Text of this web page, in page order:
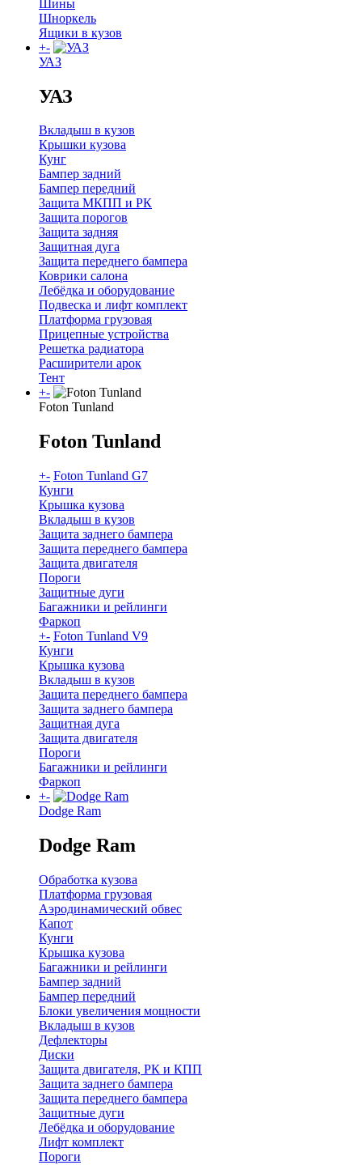
Шины
Шноркель
Ящики в кузов
+-
УАЗ
УАЗ
Вкладыш в кузов
Крышки кузова
Кунг
Бампер задний
Бампер передний
Защита МКПП и РК
Защита порогов
Защита задняя
Защитная дуга
Защита переднего бампера
Коврики салона
Лебёдка и оборудование
Подвеска и лифт комплект
Платформа грузовая
Прицепные устройства
Решетка радиатора
Расширители арок
Тент
+-
Foton Tunland
Foton Tunland
+- Foton Tunland G7
Кунги
Крышка кузова
Вкладыш в кузов
Защита заднего бампера
Защита переднего бампера
Защита двигателя
Пороги
Защитные дуги
Багажники и рейлинги
Фаркоп
+- Foton Tunland V9
Кунги
Крышка кузова
Вкладыш в кузов
Защита переднего бампера
Защита заднего бампера
Защитная дуга
Защита двигателя
Пороги
Багажники и рейлинги
Фаркоп
+-
Dodge Ram
Dodge Ram
Обработка кузова
Платформа грузовая
Аэродинамический обвес
Капот
Кунги
Крышка кузова
Багажники и рейлинги
Бампер задний
Бампер передний
Блоки увеличения мощности
Вкладыш в кузов
Дефлекторы
Диски
Защита двигателя, РК и КПП
Защита заднего бампера
Защита переднего бампера
Защитные дуги
Лебёдка и оборудование
Лифт комплект
Пороги